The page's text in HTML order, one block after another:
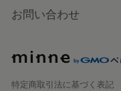
お問い合わせ
特定商取引法に基づく表記